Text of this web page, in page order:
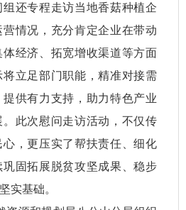
还专程走访当地香菇种植企
情况，充分肯定企业在带动
经济、拓宽增收渠道等方面
立足部门职能，精准对接需
供有力支持，助力特色产业
此次慰问走访活动，不仅传
，更压实了帮扶责任、细化
固拓展脱贫攻坚成果、稳步
实基础。